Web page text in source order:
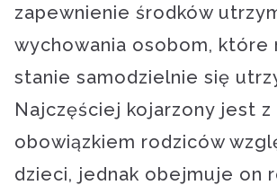
zapewnienie środków
wychowania osobom, które
stanie samodzielnie się
Najczęściej kojarzony jest z
obowiązkiem rodziców
dzieci, jednak obejmuje on